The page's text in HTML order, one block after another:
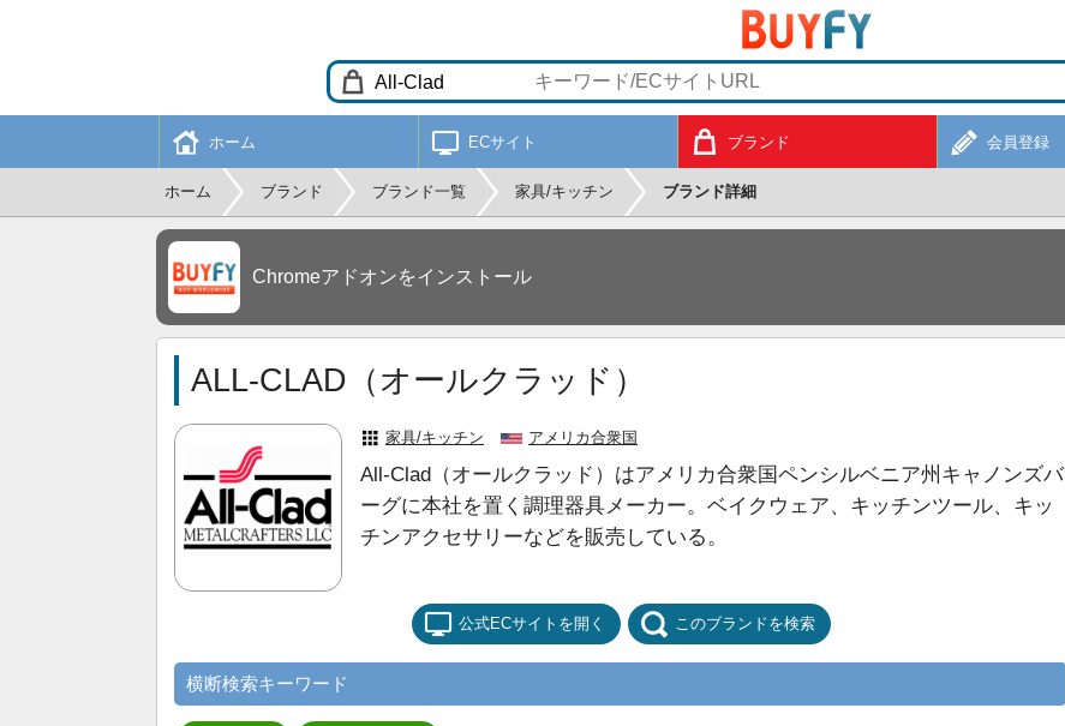
ホーム ECサイト ブランド 会員登録
ホーム ブランド ブランド一覧 家具/キッチン ブランド詳細
Chromeアドオンをインストール
ALL-CLAD（オールクラッド）
家具/キッチン アメリカ合衆国
All-Clad（オールクラッド）はアメリカ合衆国ペンシルベニア州キャノンズバ
ーグに本社を置く調理器具メーカー。ベイクウェア、キッチンツール、キッ
チンアクセサリーなどを販売している。
公式ECサイトを開く このブランドを検索
横断検索キーワード